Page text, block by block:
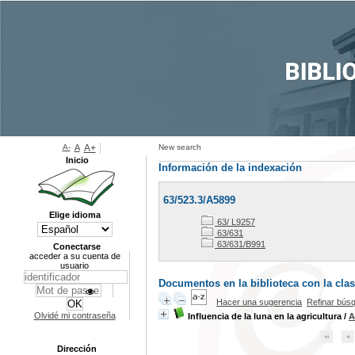
New search
Información de la indexación
63/523.3/A5899
63/ L9257
63/631
63/631/B991
Documentos en la biblioteca con la
Hacer una sugerencia Refinar
Influencia de la luna en la agricultura /
A- A A+
Inicio
Elige idioma
Conectarse
acceder a su cuenta de
usuario
Olvidé mi contraseña
Dirección